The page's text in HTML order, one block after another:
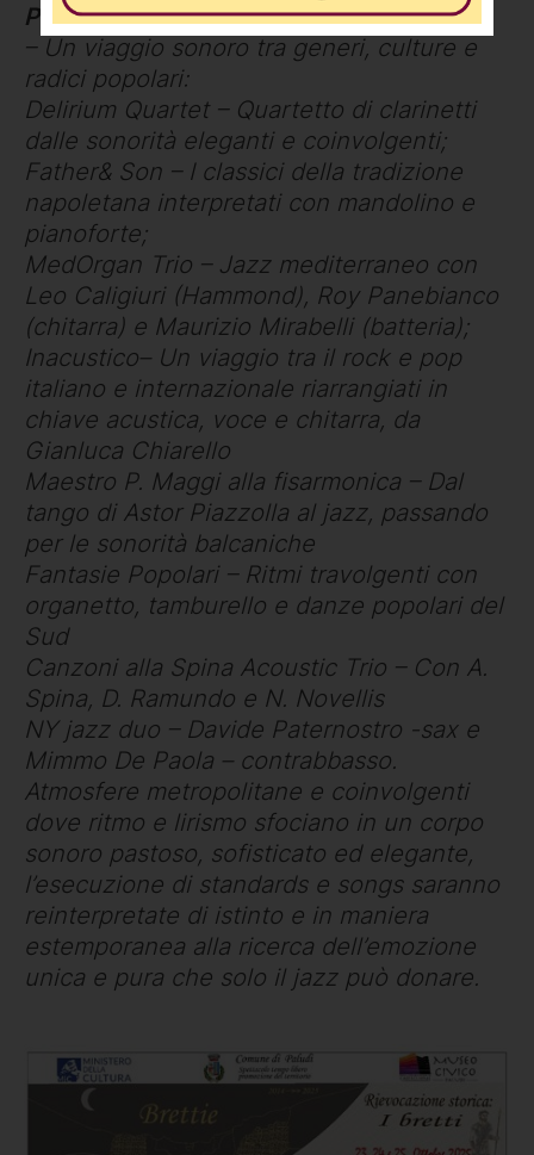
Performance musicali
– Un viaggio sonoro tra generi, culture e
radici popolari:
Delirium Quartet – Quartetto di clarinetti
dalle sonorità eleganti e coinvolgenti;
Father& Son – I classici della tradizione
napoletana interpretati con mandolino e
pianoforte;
MedOrgan Trio – Jazz mediterraneo con
Leo Caligiuri (Hammond), Roy Panebianco
(chitarra) e Maurizio Mirabelli (batteria);
Inacustico– Un viaggio tra il rock e pop
italiano e internazionale riarrangiati in
chiave acustica, voce e chitarra, da
Gianluca Chiarello
Maestro P. Maggi alla fisarmonica – Dal
tango di Astor Piazzolla al jazz, passando
per le sonorità balcaniche
Fantasie Popolari – Ritmi travolgenti con
organetto, tamburello e danze popolari del
Sud
Canzoni alla Spina Acoustic Trio – Con A.
Spina, D. Ramundo e N. Novellis
NY jazz duo – Davide Paternostro -sax e
Mimmo De Paola – contrabbasso.
Atmosfere metropolitane e coinvolgenti
dove ritmo e lirismo sfociano in un corpo
sonoro pastoso, sofisticato ed elegante,
l’esecuzione di standards e songs saranno
reinterpretate di istinto e in maniera
estemporanea alla ricerca dell’emozione
unica e pura che solo il jazz può donare.